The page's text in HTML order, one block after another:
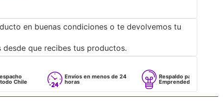
en buenas condiciones o te devolvemos tu
desde que recibes tus productos.
Envíos en menos de 24
horas
Respaldo para
Emprendedores